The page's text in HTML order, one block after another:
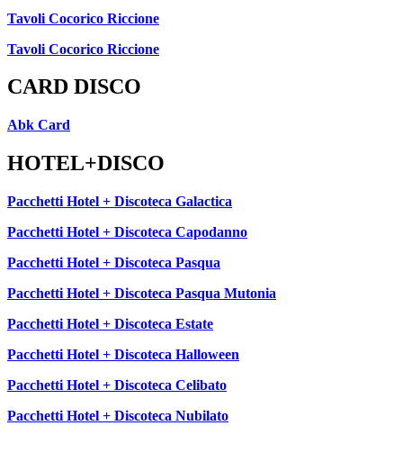
Tavoli Cocorico Riccione
Tavoli Cocorico Riccione
CARD DISCO
Abk Card
HOTEL+DISCO
Pacchetti Hotel + Discoteca Galactica
Pacchetti Hotel + Discoteca Capodanno
Pacchetti Hotel + Discoteca Pasqua
Pacchetti Hotel + Discoteca Pasqua Mutonia
Pacchetti Hotel + Discoteca Estate
Pacchetti Hotel + Discoteca Halloween
Pacchetti Hotel + Discoteca Celibato
Pacchetti Hotel + Discoteca Nubilato